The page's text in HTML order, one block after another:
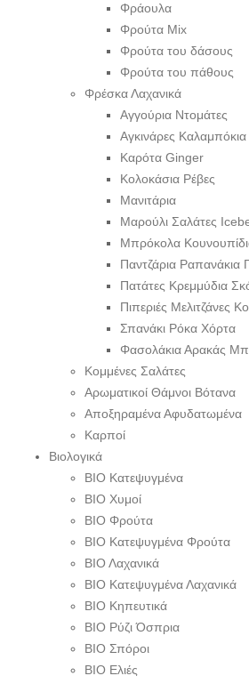
Φράουλα
Φρούτα Mix
Φρούτα του δάσους
Φρούτα του πάθους
Φρέσκα Λαχανικά
Αγγούρια Ντομάτες
Αγκινάρες
Καρότα Ginger
Κολοκάσια Ρέβες
Μανιτάρια
Μαρούλι Σαλάτες
Μπρόκολα
Παντζάρια Ραπανάκια
Πατάτες Κρεμμύδια
Πιπεριές Μελιτζάνες
Σπανάκι Ρόκα Χόρτα
Φασολάκια Αρακάς
Κομμένες Σαλάτες
Αρωματικοί Θάμνοι Βότανα
Αποξηραμένα Αφυδατωμένα
Καρποί
Βιολογικά
ΒΙΟ Κατεψυγμένα
ΒΙΟ Χυμοί
ΒΙΟ Φρούτα
ΒΙΟ Κατεψυγμένα Φρούτα
ΒΙΟ Λαχανικά
ΒΙΟ Κατεψυγμένα Λαχανικά
ΒΙΟ Κηπευτικά
ΒΙΟ Ρύζι Όσπρια
ΒΙΟ Σπόροι
ΒΙΟ Ελιές